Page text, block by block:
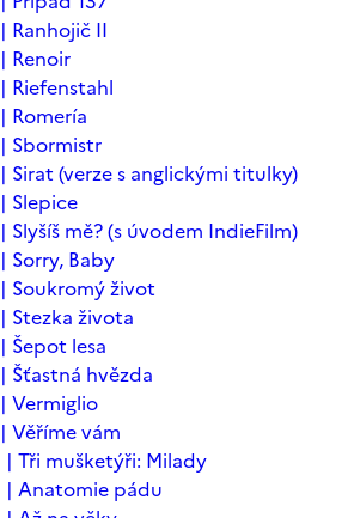
Ranhojič II
Renoir
Riefenstahl
Romería
Sbormistr
Sirat (verze s anglickými titulky)
Slepice
Slyšíš mě? (s úvodem IndieFilm)
Sorry, Baby
Soukromý život
Stezka života
Šepot lesa
Šťastná hvězda
Vermiglio
Věříme vám
| Tři mušketýři: Milady
| Anatomie pádu